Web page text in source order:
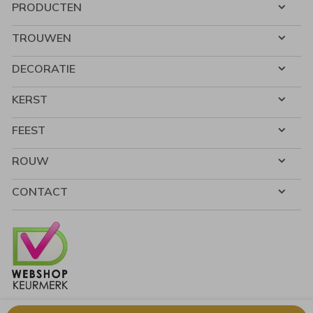
PRODUCTEN
TROUWEN
DECORATIE
KERST
FEEST
ROUW
CONTACT